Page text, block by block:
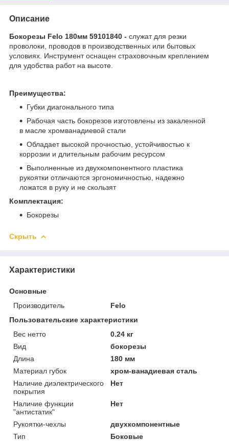
Описание
Бокорезы Felo 180мм 59101840 - служат для резки
проволоки, проводов в производственных или бытовых
условиях. Инструмент оснащен страховочным креплением
для удобства работ на высоте.
Преимущества:
Губки диагонального типа
Рабочая часть бокорезов изготовлены из закаленной
в масле хромванадиевой стали
Обладает высокой прочностью, устойчивостью к
коррозии и длительным рабочим ресурсом
Выполненные из двухкомпонентного пластика
рукоятки отличаются эргономичностью, надежно
ложатся в руку и не скользят
Комплектация:
Бокорезы
Скрыть
Характеристики
Основные
Производитель
Felo
Пользовательские характеристики
Вес нетто
0.24 кг
Вид
бокорезы
Длина
180 мм
Материал губок
хром-ванадиевая сталь
Наличие диэлектрического
покрытия
Нет
Наличие функции
"антистатик"
Нет
Рукоятки-чехлы
двухкомпонентные
Тип
Боковые